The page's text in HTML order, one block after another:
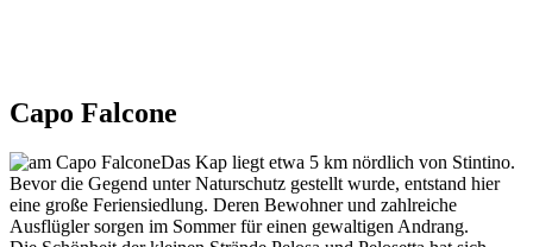
Capo Falcone
Das Kap liegt etwa 5 km nördlich von Stintino.
Bevor die Gegend unter Naturschutz gestellt wurde, entstand hier
eine große Feriensiedlung. Deren Bewohner und zahlreiche
Ausflügler sorgen im Sommer für einen gewaltigen Andrang.